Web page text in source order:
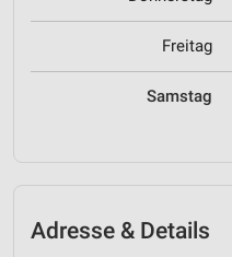
Freitag
Samstag
Adresse & Details